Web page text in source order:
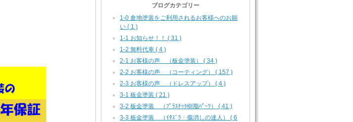
ブログカテゴリー
1-0 倉地塗装をご利用されるお客様へのお願
い ( 1 )
1-1 お知らせ！！ ( 31 )
1-2 無料代車 ( 4 )
2-1 お客様の声 （板金塗装） ( 34 )
2-2 お客様の声 （コーティング） ( 157 )
2-3 お客様の声 （ドレスアップ） ( 4 )
3-1 板金塗装 ( 21 )
3-2 板金塗装 （ﾌﾟﾗｽﾁｯｸ樹脂ﾊﾟｰﾂ） ( 41 )
3-3 板金塗装 （ｲﾀｽﾞﾗ・傷消しの達人） ( 6